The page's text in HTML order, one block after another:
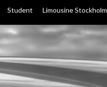
Student Limousine Stockholm